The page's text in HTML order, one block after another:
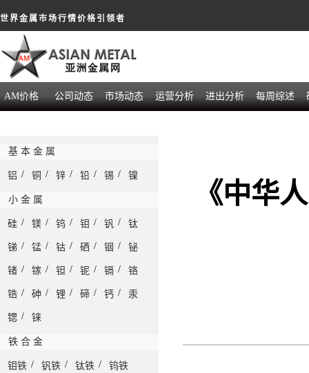
世界金属市场行情价格引领者
AM价格 公司动态 市场动态 运营分析 进出分析 每周综述
基 本 金 属
铝 / 铜 / 锌 / 铅 / 锡 / 镍
小 金 属
硅 / 镁 / 钨 / 钼 / 钒 / 钛
锑 / 锰 / 钴 / 硒 / 铟 / 铋
锗 / 镓 / 钽 / 铌 / 镉 / 铬
锆 / 砷 / 锂 / 碲 / 钙 / 汞
锶 / 铼
铁 合 金
钼铁 / 钒铁 / 钛铁 / 钨铁
《中华